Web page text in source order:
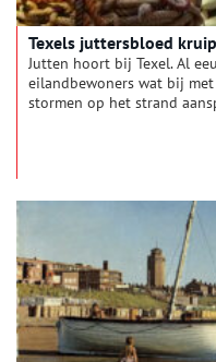
Texels juttersbloed
Jutten hoort bij Texel. Al
eilandbewoners wat bij
stormen op het strand